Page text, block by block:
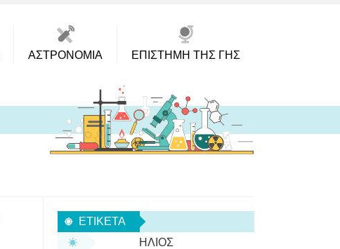
ΑΣΤΡΟΝΟΜΊΑ ΕΠΙΣΤΉΜΗ ΤΗΣ ΓΗΣ
ΕΤΙΚΈΤΑ
ΉΛΙΟΣ